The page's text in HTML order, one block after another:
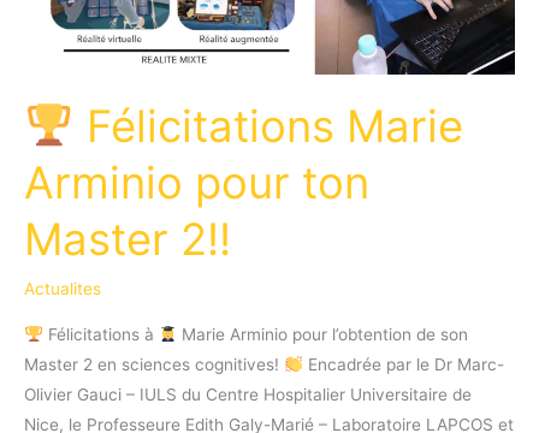
Félicitations Marie
Arminio pour ton
Master 2!!
Actualites
Félicitations à
Marie Arminio pour l’obtention de son
Master 2 en sciences cognitives!
Encadrée par le Dr Marc-
Olivier Gauci – IULS du Centre Hospitalier Universitaire de
Nice, le Professeure Edith Galy-Marié – Laboratoire LAPCOS et